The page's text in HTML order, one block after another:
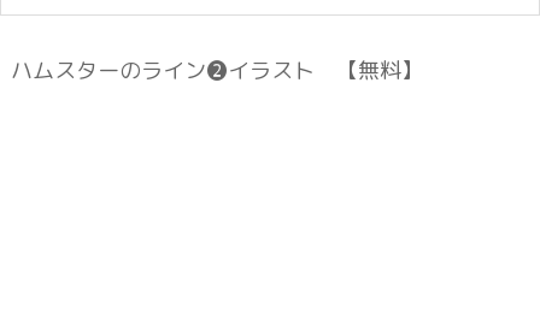
ハムスターのライン❷イラスト 【無料】